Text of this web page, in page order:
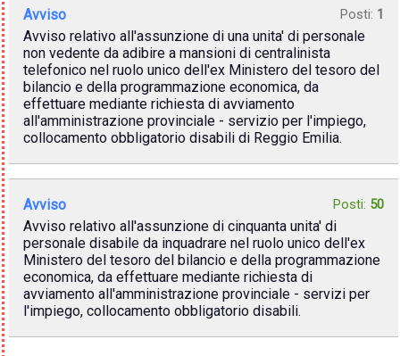
Avviso Posti: 1
Avviso relativo all'assunzione di una unita' di personale
non vedente da adibire a mansioni di centralinista
telefonico nel ruolo unico dell'ex Ministero del tesoro del
bilancio e della programmazione economica, da
effettuare mediante richiesta di avviamento
all'amministrazione provinciale - servizio per l'impiego,
collocamento obbligatorio disabili di Reggio Emilia.
Avviso Posti: 50
Avviso relativo all'assunzione di cinquanta unita' di
personale disabile da inquadrare nel ruolo unico dell'ex
Ministero del tesoro del bilancio e della programmazione
economica, da effettuare mediante richiesta di
avviamento all'amministrazione provinciale - servizi per
l'impiego, collocamento obbligatorio disabili.